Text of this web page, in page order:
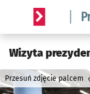
Serwis
Wizyta
Przesuń zdjęcie palcem